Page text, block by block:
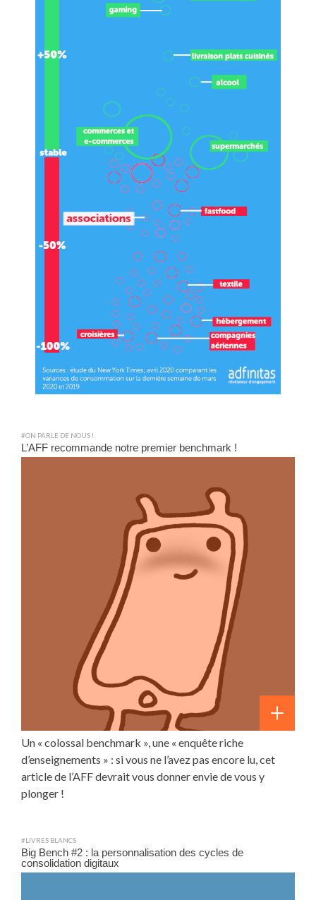
#ON PARLE DE NOUS !
L’AFF recommande notre premier benchmark !
Un « colossal benchmark », une « enquête riche
d’enseignements » : si vous ne l’avez pas encore lu, cet
article de l’AFF devrait vous donner envie de vous y
plonger !
#LIVRES BLANCS
Big Bench #2 : la personnalisation des cycles de
consolidation digitaux